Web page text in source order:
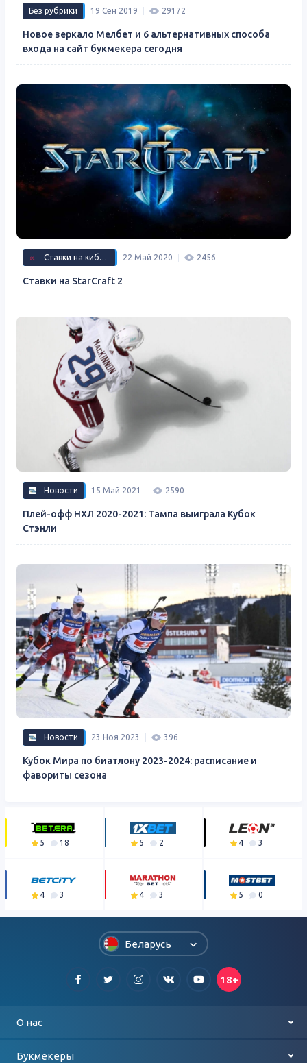
Без рубрики 19 Сен 2019 29172
Новое зеркало Мелбет и 6 альтернативных способа
входа на сайт букмекера сегодня
Ставки на киберспорт 22 Май 2020 2456
Ставки на StarCraft 2
Новости 15 Май 2021 2590
Плей-офф НХЛ 2020-2021: Тампа выиграла Кубок
Стэнли
Новости 23 Ноя 2023 396
Кубок Мира по биатлону 2023-2024: расписание и
фавориты сезона
5 18 5 2 4 3
4 3 4 3 5 0
Беларусь
18+
О нас
Контакты
Букмекеры